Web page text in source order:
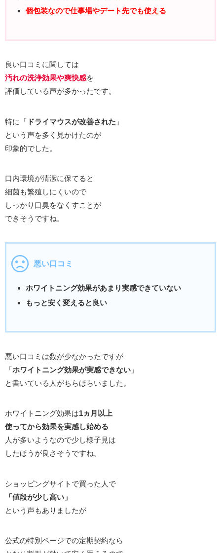
個包装なので仕事場やデート先でも使える
良い口コミに関しては
汚れの洗浄効果や爽快感を
評価している声が多かったです。
特に「 ドライマウスが改善された 」
という声を多く見かけたのが
印象的でした。
口内環境が清潔に保てると
細菌も繁殖しにくいので
しっかり口臭をなくすことが
できそうですね。
悪い口コミ
ホワイトニング効果があまり実感できていない
もっと安く変えると良い
悪い口コミは数が少なかったですが
「ホワイトニング効果が実感できない 」
と書いている人がちらほらいました。
ホワイトニング効果は1ヵ月以上
使ってから効果を実感し始める
人が多いようなので少し様子見は
したほうが良さそうですね。
ショッピングサイトで買った人で
「値段が少し高い」
という声もありましたが
公式の特別ページでの定期契約なら